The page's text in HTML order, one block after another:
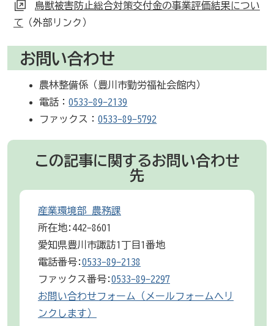
鳥獣被害防止総合対策交付金の事業評価結果につい
て （外部リンク）
お問い合わせ
農林整備係（豊川市勤労福祉会館内）
電話：0533-89-2139
ファックス：0533-89-5792
この記事に関するお問い合わせ
先
産業環境部 農務課
所在地:442-8601
愛知県豊川市諏訪1丁目1番地
電話番号:0533-89-2138
ファックス番号:0533-89-2297
お問い合わせフォーム（メールフォームへリ
ンクします）